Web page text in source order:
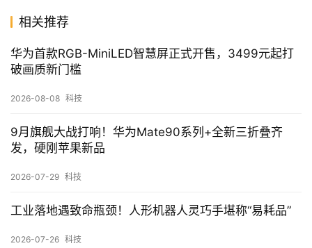
相关推荐
华为首款RGB-MiniLED智慧屏正式开售，3499元起打
破画质新门槛
2026-08-08 科技
9月旗舰大战打响！华为Mate90系列+全新三折叠齐
发，硬刚苹果新品
2026-07-29 科技
工业落地遇致命瓶颈！人形机器人灵巧手堪称“易耗品”
2026-07-26 科技